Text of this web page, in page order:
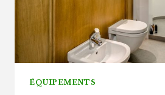
ÉQUIPEMENTS